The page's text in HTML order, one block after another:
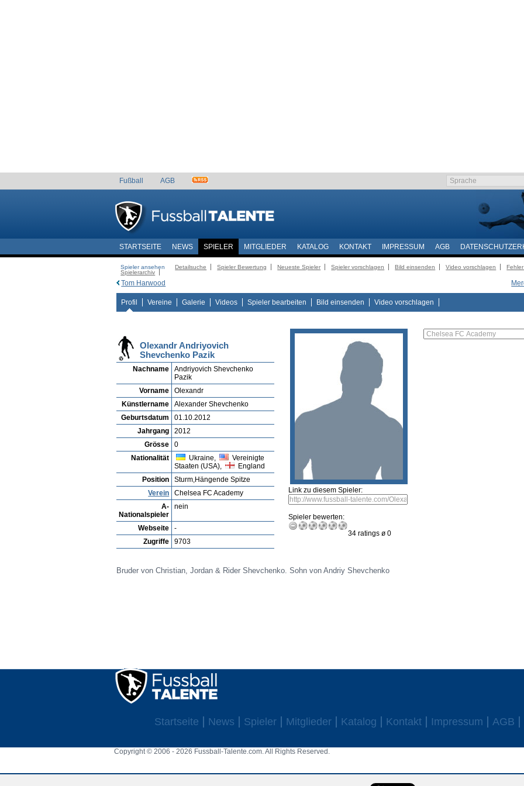
Fußball AGB
STARTSEITE NEWS SPIELER MITGLIEDER KATALOG KONTAKT IMPRESSUM AGB
Spieler ansehen Detailsuche Spieler Bewertung Neueste Spieler Spieler vorschlagen Bild einsenden Video vorschlagen
Spielerarchiv
Tom Harwood
Profil Vereine Galerie Videos Spieler bearbeiten Bild einsenden Video vorschlagen
Olexandr Andriyovich
Shevchenko Pazik
Nachname
Andriyovich Shevchenko
Pazik
Vorname
Olexandr
Künstlername
Alexander Shevchenko
Geburtsdatum
01.10.2012
Jahrgang
2012
Grösse
0
Nationalität
Ukraine,
Vereinigte
Staaten (USA),
England
Position
Sturm,Hängende Spitze
Verein
Chelsea FC Academy
A-
Nationalspieler
nein
Webseite
-
Zugriffe
9703
Link zu diesem Spieler:
Spieler bewerten:
34 ratings ø 0
Bruder von Christian, Jordan & Rider Shevchenko. Sohn von Andriy Shevchenko
Startseite News Spieler Mitglieder Katalog Kontakt Impressum AGB
Copyright © 2006 - 2026 Fussball-Talente.com. All Rights Reserved.